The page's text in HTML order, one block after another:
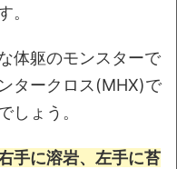
。
体躯のモンスターで
タークロス(MHX)で
しょう。
手に溶岩、左手に苔